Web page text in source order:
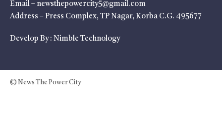
Email – newsthepowercity5@gmail.com
Address – Press Complex, TP Nagar, Korba C.G. 495677
Develop By : Nimble Technology
© News The Power City